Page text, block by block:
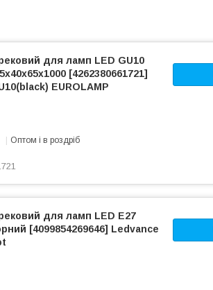
для ламп LED GU10
[4262380661721]
EUROLAMP
Оптом і в роздріб
для ламп LED E27
[4099854269646] Ledvance